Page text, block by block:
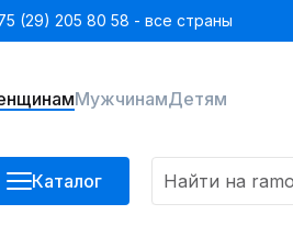
(29) 205 80 58 - все страны
МужчинамДетям
Каталог